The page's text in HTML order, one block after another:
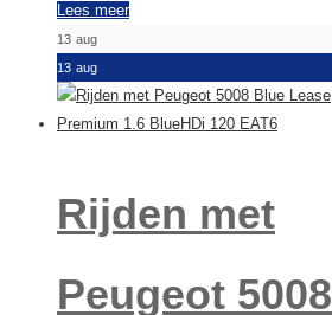
Lees meer
13 aug
13 aug
Rijden met
Peugeot 5008